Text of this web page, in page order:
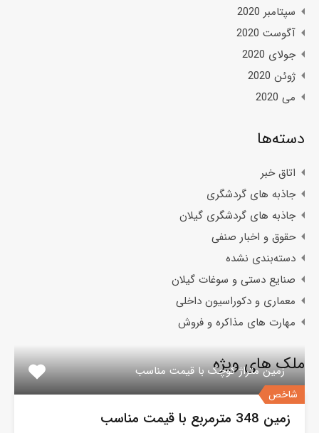
سپتامبر 2020
آگوست 2020
جولای 2020
ژوئن 2020
می 2020
دسته‌ها
اتاق خبر
جاذبه های گردشگری
جاذبه های گردشگری گیلان
حقوق و اخبار صنفی
دسته‌بندی نشده
صنایع دستی و سوغات گیلان
معماری و دکوراسیون داخلی
مهارت های مذاکره و فروش
ملک های ویژه
شاخص
زمین متراژ کوچک با قیمت مناسب
زمین 348 مترمربع با قیمت مناسب